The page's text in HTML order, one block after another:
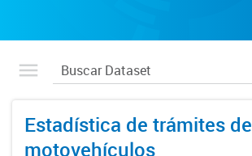
Estadística de trámites de
motovehículos